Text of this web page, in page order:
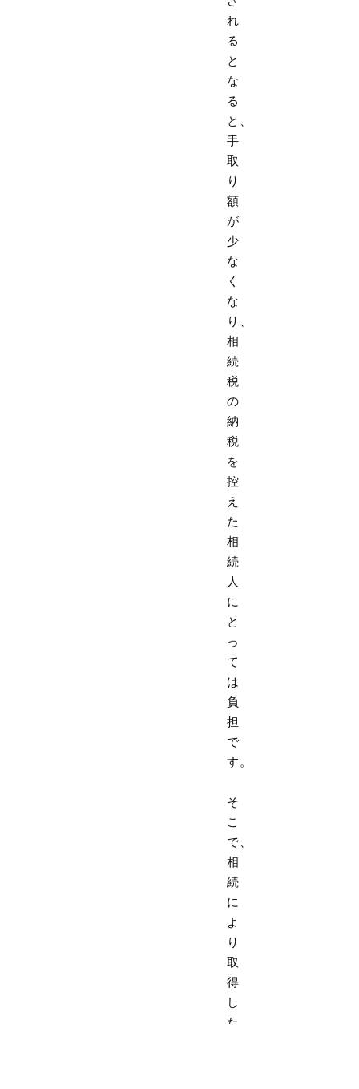
れ
る
と
な
る
と、
手
取
り
額
が
少
な
く
な
り、
相
続
税
の
納
税
を
控
え
た
相
続
人
に
と
っ
て
は
負
担
で
す。
そ
こ
で、
相
続
に
よ
り
取
得
し
た